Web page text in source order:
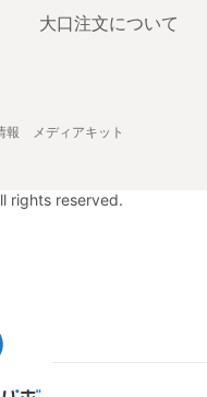
大口注文について
報 メディアキット
rights reserved.